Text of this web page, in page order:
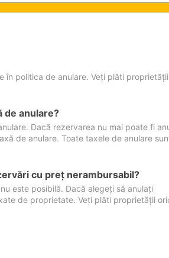
politica de anulare. Veți plăti
de anulare?
Dacă rezervarea nu mai poate fi
de anulare. Toate taxele de anulare
cu preţ nerambursabil?
este posibilă. Dacă alegeți să anulați
de proprietate. Veți plăti proprietății